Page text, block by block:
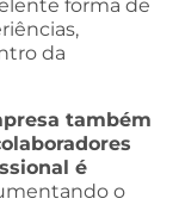
forma de
da
também
é
o